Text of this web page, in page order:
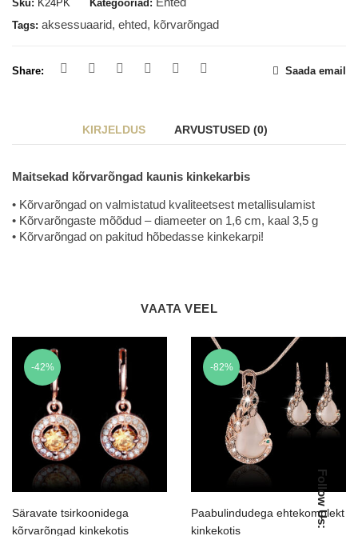
Sku: K24PK Kategooriad:
Tags: aksessuaarid, ehted, kõrvarõngad
Share: Saada email
KIRJELDUS ARVUSTUSED (0)
Maitsekad kõrvarõngad kaunis kinkekarbis
• Kõrvarõngad on valmistatud kvaliteetsest metallisulamist
• Kõrvarõngaste mõõdud – diameeter on 1,6 cm, kaal 3,5 g
• Kõrvarõngad on pakitud hõbedasse kinkekarpi!
VAATA VEEL
-42%
Säravate tsirkoonidega
kõrvarõngad kinkekotis
-82%
Paabulindudega ehtekomplekt
kinkekotis
Follow Us: